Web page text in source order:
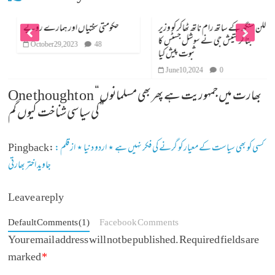
حکومتی سختیاں اور ہمارے رویے
October 29, 2023 48
للن سنگھ کے ساتھ رام ناتھ ٹھاکر کو وزیر
بنا کر نتیش جی نے سوشل جسٹس کا
ثبوت پیش کیا
June 10, 2024 0
One thought on “بھارت میں جمہوریت ہے پھر بھی مسلمانوں
کی سیاسی شناخت کیوں گم
Pingback: کسی کو بھی سیاست کے معیار کو گرنے کی فکر نہیں ہے ⋆ اردو دنیا ⋆ از قلم :
جاوید اختر بھارتی
Leave a reply
Default Comments (1) Facebook Comments
Your email address will not be published.Required fields are
marked*